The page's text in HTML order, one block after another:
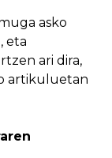
asko
eta
ari dira,
artikuluetan